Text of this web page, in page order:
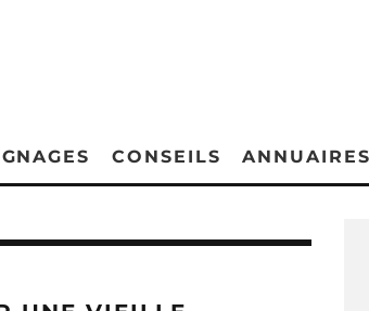
CONSEILS ANNUAIRES